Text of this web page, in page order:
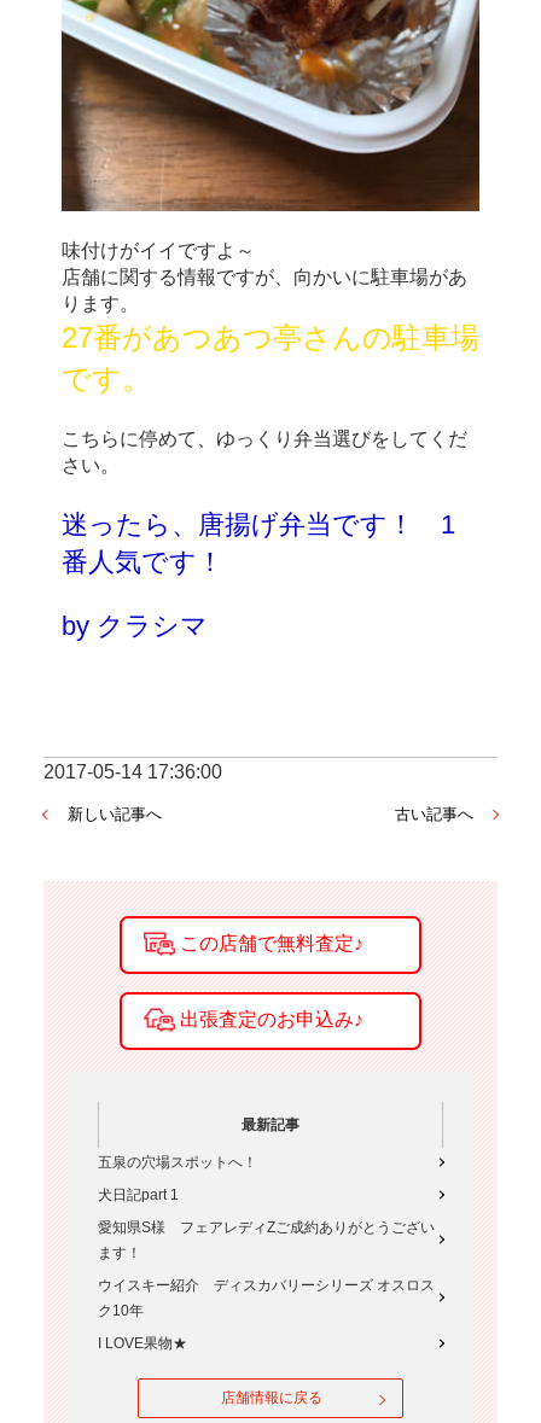
味付けがイイですよ～
店舗に関する情報ですが、向かいに駐車場があ
ります。
27番があつあつ亭さんの駐車場
です。
こちらに停めて、ゆっくり弁当選びをしてくだ
さい。
迷ったら、唐揚げ弁当です！　1
番人気です！
by クラシマ
2017-05-14 17:36:00
新しい記事へ 古い記事へ
最新記事
五泉の穴場スポットへ！
犬日記part 1
愛知県S様 フェアレディZご成約ありがとうござい
ます！
ウイスキー紹介 ディスカバリーシリーズ オスロス
ク10年
I LOVE果物★
店舗情報に戻る